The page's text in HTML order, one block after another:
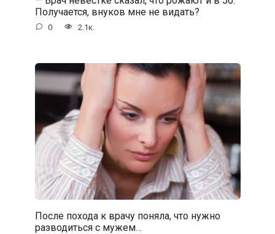
Получается, внуков мне не видать?
0 2.1к.
После похода к врачу поняла, что нужно
разводиться с мужем…